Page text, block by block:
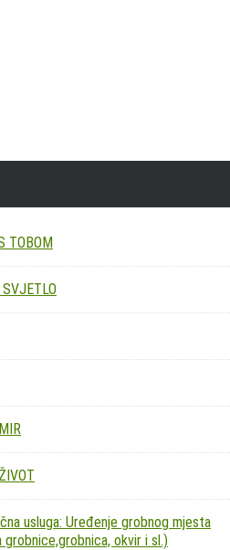
TOBOM
usluga: Uređenje grobnog mjesta
grobnice,grobnica, okvir i sl.)